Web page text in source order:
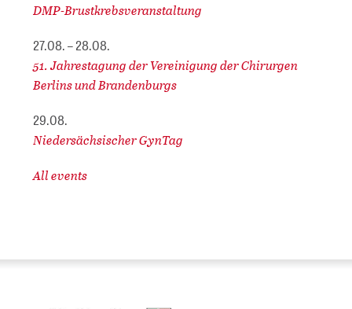
DMP-Brustkrebsveranstaltung
27.08. – 28.08.
51. Jahrestagung der Vereinigung der Chirurgen
Berlins und Brandenburgs
29.08.
Niedersächsischer GynTag
All events